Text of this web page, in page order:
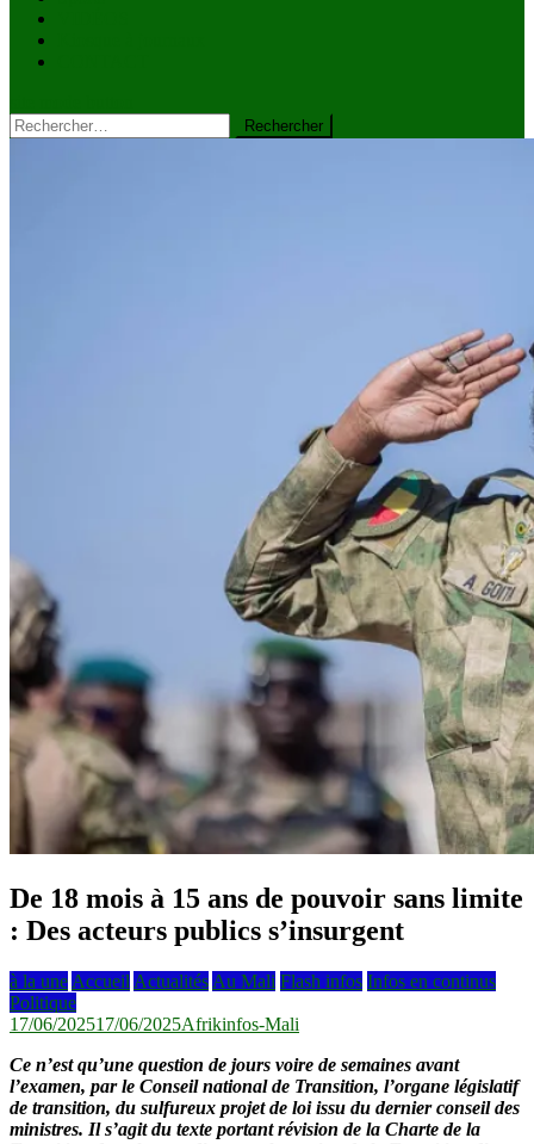
Rechercher :
De 18 mois à 15 ans de pouvoir sans limite
: Des acteurs publics s’insurgent
à la une Accueil Actualités Au Mali Flash infos Infos en continus
Politique
17/06/202517/06/2025Afrikinfos-Mali
Ce n’est qu’une question de jours voire de semaines avant
l’examen, par le Conseil national de Transition, l’organe législatif
de transition, du sulfureux projet de loi issu du dernier conseil des
ministres. Il s’agit du texte portant révision de la Charte de la